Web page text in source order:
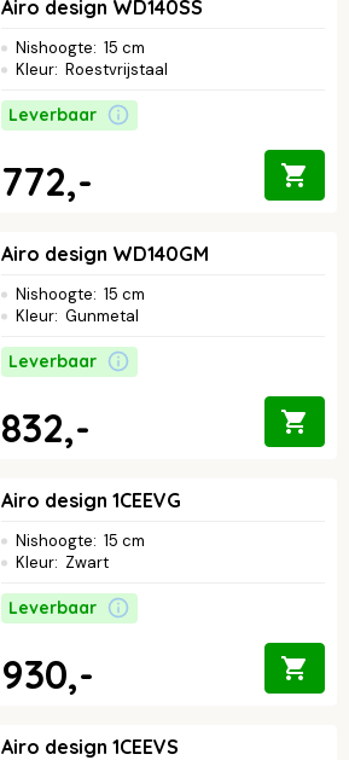
Airo design WD140SS
Nishoogte: 15 cm
Kleur: Roestvrijstaal
Leverbaar
772,-
Airo design WD140GM
Nishoogte: 15 cm
Kleur: Gunmetal
Leverbaar
832,-
Airo design 1CEEVG
Nishoogte: 15 cm
Kleur: Zwart
Leverbaar
930,-
Airo design 1CEEVS